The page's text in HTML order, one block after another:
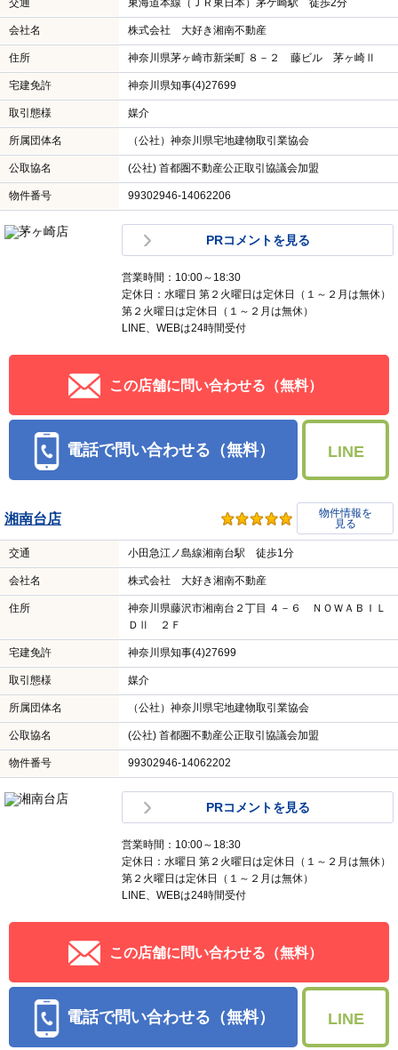
交通 東海道本線（ＪＲ東日本）茅ケ崎駅 徒歩2分
会社名 株式会社 大好き湘南不動産
住所 神奈川県茅ヶ崎市新栄町 ８－２ 藤ビル 茅ヶ崎Ⅱ
宅建免許 神奈川県知事(4)27699
取引態様 媒介
所属団体名 （公社）神奈川県宅地建物取引業協会
公取協名 (公社) 首都圏不動産公正取引協議会加盟
物件番号 99302946-14062206
PRコメントを見る
営業時間：10:00～18:30
定休日：水曜日 第２火曜日は定休日（１～２月は無休）
第２火曜日は定休日（１～２月は無休）
LINE、WEBは24時間受付
この店舗に問い合わせる（無料）
電話で問い合わせる（無料） LINE
湘南台店
物件情報を
見る
交通 小田急江ノ島線湘南台駅 徒歩1分
会社名 株式会社 大好き湘南不動産
住所
神奈川県藤沢市湘南台２丁目 ４－６ ＮＯＷＡＢＩＬ
ＤⅡ ２Ｆ
宅建免許 神奈川県知事(4)27699
取引態様 媒介
所属団体名 （公社）神奈川県宅地建物取引業協会
公取協名 (公社) 首都圏不動産公正取引協議会加盟
物件番号 99302946-14062202
PRコメントを見る
営業時間：10:00～18:30
定休日：水曜日 第２火曜日は定休日（１～２月は無休）
第２火曜日は定休日（１～２月は無休）
LINE、WEBは24時間受付
この店舗に問い合わせる（無料）
電話で問い合わせる（無料） LINE